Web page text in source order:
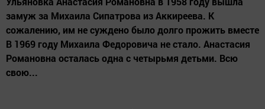
замуж за Михаила Сипатрова из Аккиреева. К
сожалению, им не суждено было долго прожить вместе
В 1969 году Михаила Федоровича не стало. Анастасия
Романовна осталась одна с четырьмя детьми. Всю
свою...